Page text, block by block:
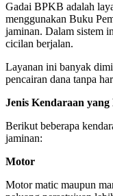
Gadai BPKB adalah
menggunakan Buku
jaminan. Dalam sistem
cicilan berjalan.
Layanan ini banyak
pencairan dana tanpa
Jenis Kendaraan
Berikut beberapa
jaminan:
Motor
Motor matic maupun